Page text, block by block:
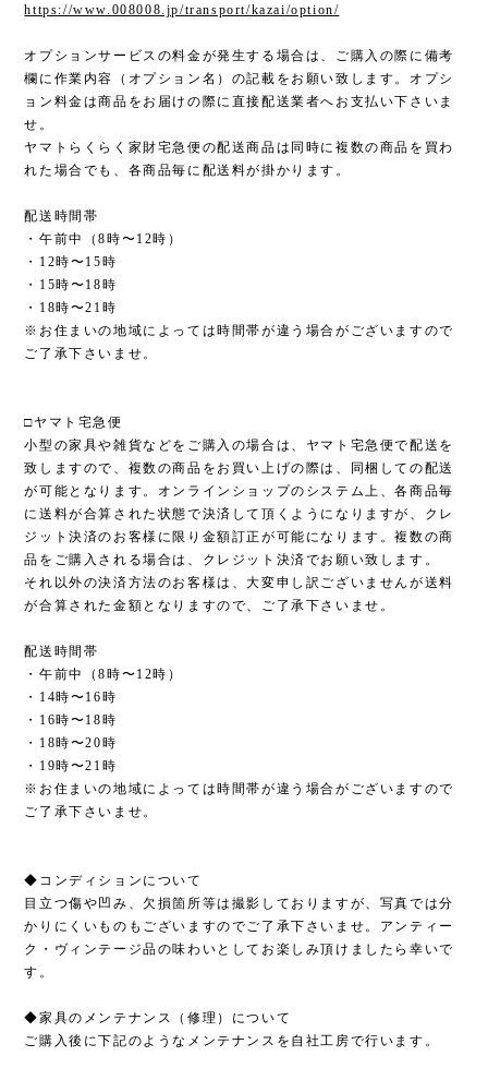
https://www.008008.jp/transport/kazai/option/
オプションサービスの料金が発生する場合は、ご購入の際に備考
欄に作業内容（オプション名）の記載をお願い致します。オプシ
ョン料金は商品をお届けの際に直接配送業者へお支払い下さいま
せ。
ヤマトらくらく家財宅急便の配送商品は同時に複数の商品を買わ
れた場合でも、各商品毎に配送料が掛かります。
配送時間帯
・午前中（8時〜12時）
・12時〜15時
・15時〜18時
・18時〜21時
※お住まいの地域によっては時間帯が違う場合がございますので
ご了承下さいませ。
□ヤマト宅急便
小型の家具や雑貨などをご購入の場合は、ヤマト宅急便で配送を
致しますので、複数の商品をお買い上げの際は、同梱しての配送
が可能となります。オンラインショップのシステム上、各商品毎
に送料が合算された状態で決済して頂くようになりますが、クレ
ジット決済のお客様に限り金額訂正が可能になります。複数の商
品をご購入される場合は、クレジット決済でお願い致します。
それ以外の決済方法のお客様は、大変申し訳ございませんが送料
が合算された金額となりますので、ご了承下さいませ。
配送時間帯
・午前中（8時〜12時）
・14時〜16時
・16時〜18時
・18時〜20時
・19時〜21時
※お住まいの地域によっては時間帯が違う場合がございますので
ご了承下さいませ。
◆コンディションについて
目立つ傷や凹み、欠損箇所等は撮影しておりますが、写真では分
かりにくいものもございますのでご了承下さいませ。アンティー
ク・ヴィンテージ品の味わいとしてお楽しみ頂けましたら幸いで
す。
◆家具のメンテナンス（修理）について
ご購入後に下記のようなメンテナンスを自社工房で行います。